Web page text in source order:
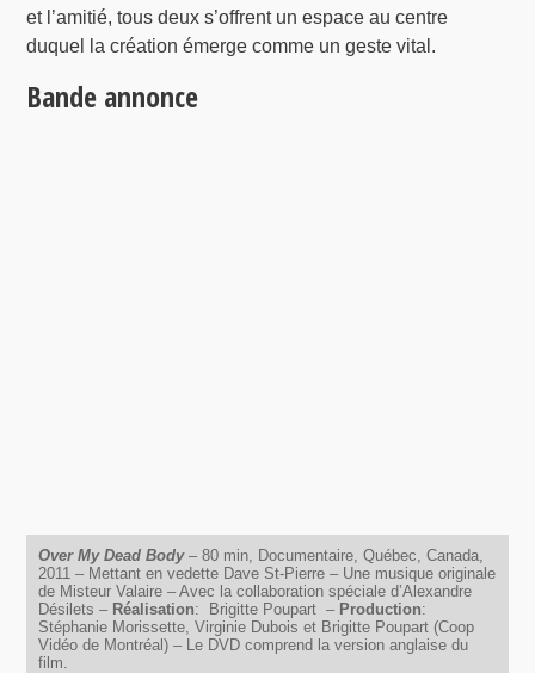
et l’amitié, tous deux s’offrent un espace au centre
duquel la création émerge comme un geste vital.
Bande annonce
Over My Dead Body– 80 min, Documentaire, Québec, Canada,
2011 – Mettant en vedette Dave St-Pierre – Une musique originale
de Misteur Valaire – Avec la collaboration spéciale d’Alexandre
Désilets – Réalisation: Brigitte Poupart – Production:
Stéphanie Morissette, Virginie Dubois et Brigitte Poupart (Coop
Vidéo de Montréal) – Le DVD comprend la version anglaise du
film.